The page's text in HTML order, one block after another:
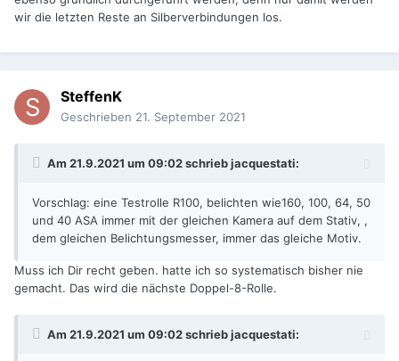
wir die letzten Reste an Silberverbindungen los.
SteffenK
Geschrieben 21. September 2021
Am 21.9.2021 um 09:02 schriebjacquestati:
Vorschlag: eine Testrolle R100, belichten wie160, 100, 64, 50
und 40 ASA immer mit der gleichen Kamera auf dem Stativ, ,
dem gleichen Belichtungsmesser, immer das gleiche Motiv.
Muss ich Dir recht geben. hatte ich so systematisch bisher nie
gemacht. Das wird die nächste Doppel-8-Rolle.
Am 21.9.2021 um 09:02 schriebjacquestati: